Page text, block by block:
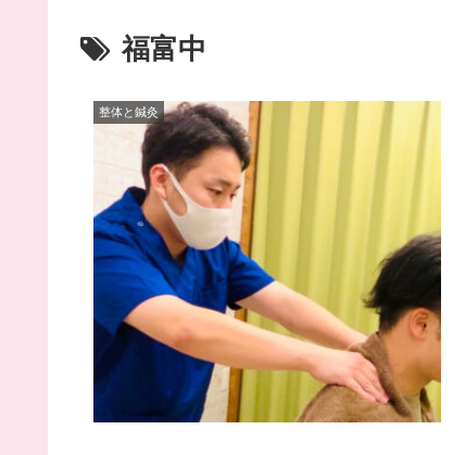
福富中
整体と鍼灸